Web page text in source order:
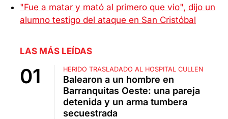
"Fue a matar y mató al primero que vio", dijo un
alumno testigo del ataque en San Cristóbal
LAS MÁS LEÍDAS
HERIDO TRASLADADO AL HOSPITAL CULLEN
Balearon a un hombre en
Barranquitas Oeste: una pareja
detenida y un arma tumbera
secuestrada